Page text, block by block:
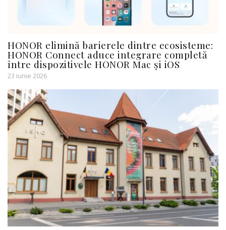
HONOR elimină barierele dintre ecosisteme:
HONOR Connect aduce integrare completă
între dispozitivele HONOR Mac și iOS
23 iunie 2026